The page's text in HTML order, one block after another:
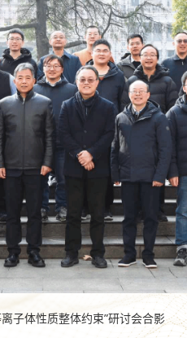
子体性质整体约束”研讨会合影